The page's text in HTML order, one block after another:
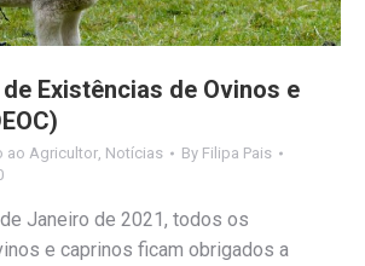
Existências de Ovinos e
ao Agricultor Notícias By Filipa Pais
Janeiro de 2021, todos os
e caprinos ficam obrigados a